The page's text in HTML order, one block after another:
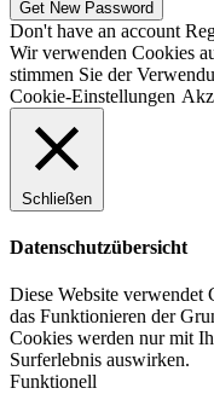
Don't have an account
Wir verwenden Cookies
stimmen Sie der
Cookie-Einstellungen
Schließen
Datenschutzübersicht
Diese Website verwendet
das Funktionieren der
Cookies werden nur mit
Surferlebnis auswirken.
Funktionell